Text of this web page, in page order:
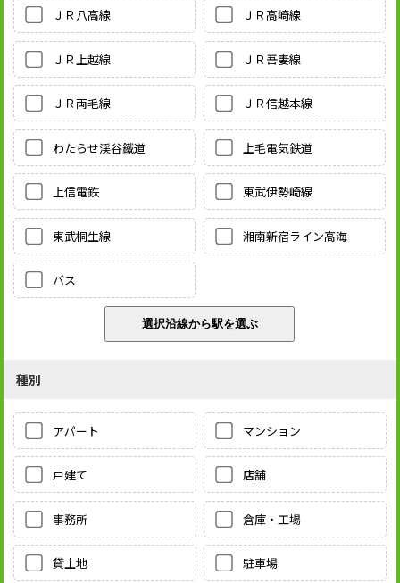
ＪＲ八高線 ＪＲ高崎線
ＪＲ上越線 ＪＲ吾妻線
ＪＲ両毛線 ＪＲ信越本線
わたらせ渓谷鐵道 上毛電気鉄道
上信電鉄 東武伊勢崎線
東武桐生線 湘南新宿ライン高海
バス
種別
アパート マンション
戸建て 店舗
事務所 倉庫・工場
貸土地 駐車場